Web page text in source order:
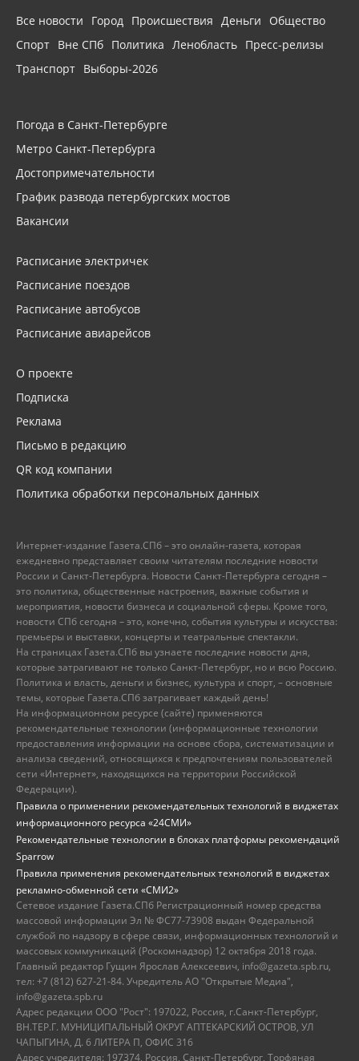
Все новости Город Происшествия Деньги
Общество
Спорт Вне СПб Политика Ленобласть Пресс-релизы
Транспорт Выборы-2026
Погода в Санкт-Петербурге
Метро Санкт-Петербурга
Достопримечательности
График развода петербургских мостов
Вакансии
Расписание электричек
Расписание поездов
Расписание автобусов
Расписание авиарейсов
О проекте
Подписка
Реклама
Письмо в редакцию
QR код компании
Политика обработки персональных данных
Интернет-издание Газета.СПб – это онлайн-газета, которая
ежедневно представляет своим читателям последние новости
России и Санкт-Петербурга. Новости Санкт-Петербурга сегодня –
это политика, общественные настроения, важные события и
мероприятия, новости бизнеса и социальной сферы. Кроме того,
новости СПб сегодня – это, конечно, события культуры и искусства:
премьеры и выставки, концерты и театральные спектакли.
На страницах Газета.СПб вы узнаете последние новости дня,
которые затрагивают не только Санкт-Петербург, но и всю Россию.
Политика и власть, деньги и бизнес, культура и спорт, – основные
темы, которые Газета.СПб затрагивает каждый день!
На информационном ресурсе (сайте) применяются
рекомендательные технологии (информационные технологии
предоставления информации на основе сбора, систематизации и
анализа сведений, относящихся к предпочтениям пользователей
сети «Интернет», находящихся на территории Российской
Федерации).
Правила о применении рекомендательных технологий в виджетах
информационного ресурса «24СМИ»
Рекомендательные технологии в блоках платформы рекомендаций
Sparrow
Правила применения рекомендательных технологий в виджетах
рекламно-обменной сети «СМИ2»
Сетевое издание Газета.СПб Регистрационный номер средства
массовой информации Эл № ФС77-73908 выдан Федеральной
службой по надзору в сфере связи, информационных технологий и
массовых коммуникаций (Роскомнадзор) 12 октября 2018 года.
Главный редактор Гущин Ярослав Алексеевич, info@gazeta.spb.ru,
тел: +7 (812) 627-21-84. Учредитель АО "Открытые Медиа",
info@gazeta.spb.ru
Адрес редакции ООО "Рост": 197022, Россия, г.Санкт-Петербург,
ВН.ТЕР.Г. МУНИЦИПАЛЬНЫЙ ОКРУГ АПТЕКАРСКИЙ ОСТРОВ, УЛ
ЧАПЫГИНА, Д. 6 ЛИТЕРА П, ОФИС 316
Адрес учредителя: 197374, Россия, Санкт-Петербург, Торфяная